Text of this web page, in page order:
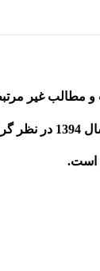
غیر مرتبط